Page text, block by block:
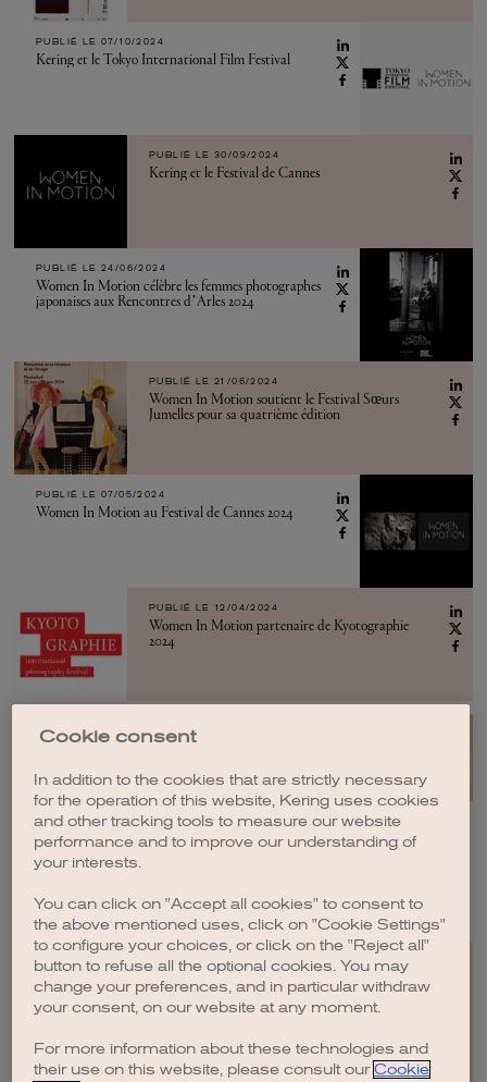
PUBLIÉ LE 07/10/2024
Kering et le Tokyo International Film Festival
PUBLIÉ LE 30/09/2024
Kering et le Festival de Cannes
PUBLIÉ LE 24/06/2024
Women In Motion célèbre les femmes photographes
japonaises aux Rencontres d’Arles 2024
PUBLIÉ LE 21/06/2024
Women In Motion soutient le Festival Sœurs
Jumelles pour sa quatrième édition
PUBLIÉ LE 07/05/2024
Women In Motion au Festival de Cannes 2024
PUBLIÉ LE 12/04/2024
Women In Motion partenaire de Kyotographie
2024
Women In Motion : un mois pour célébrer les
EN FR IT CN JP
Cookie consent
In addition to the cookies that are strictly necessary
for the operation of this website, Kering uses cookies
and other tracking tools to measure our website
performance and to improve our understanding of
your interests.
You can click on "Accept all cookies" to consent to
the above mentioned uses, click on "Cookie Settings"
to configure your choices, or click on the "Reject all"
button to refuse all the optional cookies. You may
change your preferences, and in particular withdraw
your consent, on our website at any moment.
For more information about these technologies and
their use on this website, please consult our Cookie